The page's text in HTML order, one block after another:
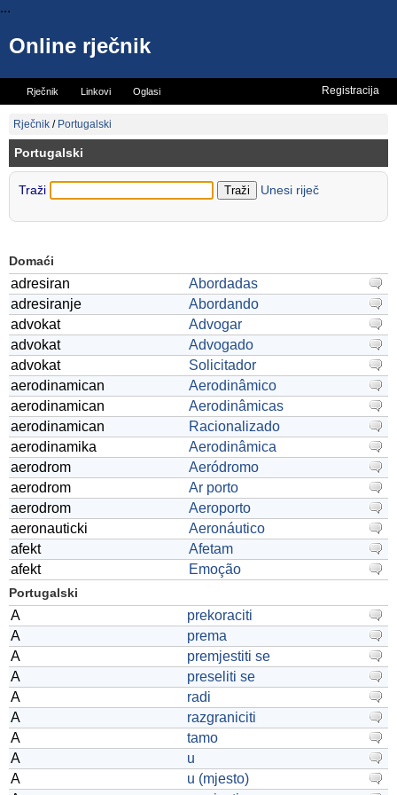
...
Online rječnik
Rječnik Linkovi Oglasi
Vicevi
Registracija
Rječnik / Portugalski
Portugalski
Traži Unesi riječ
Domaći
adresiran
Abordadas
adresiranje
Abordando
advokat
Advogar
advokat
Advogado
advokat
Solicitador
aerodinamican
Aerodinâmico
aerodinamican
Aerodinâmicas
aerodinamican
Racionalizado
aerodinamika
Aerodinâmica
aerodrom
Aeródromo
aerodrom
Ar porto
aerodrom
Aeroporto
aeronauticki
Aeronáutico
afekt
Afetam
afekt
Emoção
Portugalski
A
prekoraciti
A
prema
A
premjestiti se
A
preseliti se
A
radi
A
razgraniciti
A
tamo
A
u
A
u (mjesto)